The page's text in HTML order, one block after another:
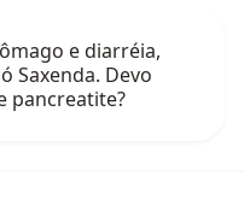
e diarréia,
Saxenda. Devo
pancreatite?